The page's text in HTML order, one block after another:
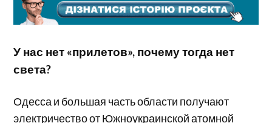
У нас нет «прилетов», почему тогда нет
света?
Одесса и большая часть области получают
электричество от Южноукраинской атомной